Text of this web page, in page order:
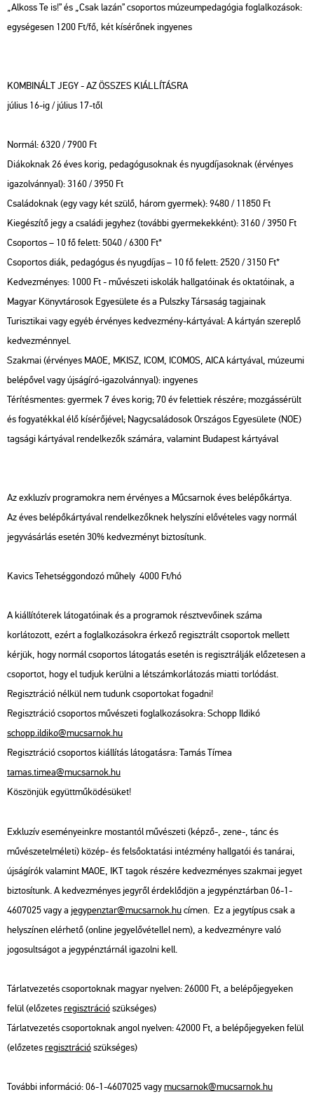
„Alkoss Te is!” és „Csak lazán” csoportos múzeumpedagógia foglalkozások:
egységesen 1200 Ft/fő, két kísérőnek ingyenes
KOMBINÁLT JEGY - AZ ÖSSZES KIÁLLÍTÁSRA
július 16-ig / július 17-től
Normál: 6320 / 7900 Ft
Diákoknak 26 éves korig, pedagógusoknak és nyugdíjasoknak (érvényes
igazolvánnyal): 3160 / 3950 Ft
Családoknak (egy vagy két szülő, három gyermek): 9480 / 11850 Ft
Kiegészítő jegy a családi jegyhez (további gyermekekként): 3160 / 3950 Ft
Csoportos – 10 fő felett: 5040 / 6300 Ft*
Csoportos diák, pedagógus és nyugdíjas – 10 fő felett: 2520 / 3150 Ft*
Kedvezményes: 1000 Ft - művészeti iskolák hallgatóinak és oktatóinak, a
Magyar Könyvtárosok Egyesülete és a Pulszky Társaság tagjainak
Turisztikai vagy egyéb érvényes kedvezmény-kártyával: A kártyán szereplő
kedvezménnyel.
Szakmai (érvényes MAOE, MKISZ, ICOM, ICOMOS, AICA kártyával, múzeumi
belépővel vagy újságíró-igazolvánnyal): ingyenes
Térítésmentes: gyermek 7 éves korig; 70 év felettiek részére; mozgássérült
és fogyatékkal élő kísérőjével; Nagycsaládosok Országos Egyesülete (NOE)
tagsági kártyával rendelkezők számára, valamint Budapest kártyával
Az exkluzív programokra nem érvényes a Műcsarnok éves belépőkártya.
Az éves belépőkártyával rendelkezőknek helyszíni elővételes vagy normál
jegyvásárlás esetén 30% kedvezményt biztosítunk.
Kavics Tehetséggondozó műhely 4000 Ft/hó
A kiállítóterek látogatóinak és a programok résztvevőinek száma
korlátozott, ezért a foglalkozásokra érkező regisztrált csoportok mellett
kérjük, hogy normál csoportos látogatás esetén is regisztrálják előzetesen a
csoportot, hogy el tudjuk kerülni a létszámkorlátozás miatti torlódást.
Regisztráció nélkül nem tudunk csoportokat fogadni!
Regisztráció csoportos művészeti foglalkozásokra: Schopp Ildikó
schopp.ildiko@mucsarnok.hu
Regisztráció csoportos kiállítás látogatásra: Tamás Tímea
tamas.timea@mucsarnok.hu
Köszönjük együttműködésüket!
Exkluzív eseményeinkre mostantól művészeti (képző-, zene-, tánc és
művészetelméleti) közép- és felsőoktatási intézmény hallgatói és tanárai,
újságírók valamint MAOE, IKT tagok részére kedvezményes szakmai jegyet
biztosítunk. A kedvezményes jegyről érdeklődjön a jegypénztárban 06-1-
4607025 vagy a jegypenztar@mucsarnok.hucímen. Ez a jegytípus csak a
helyszínen elérhető (online jegyelővétellel nem), a kedvezményre való
jogosultságot a jegypénztárnál igazolni kell.
Tárlatvezetés csoportoknak magyar nyelven: 26000 Ft, a belépőjegyeken
felül (előzetes regisztrációszükséges)
Tárlatvezetés csoportoknak angol nyelven: 42000 Ft, a belépőjegyeken felül
(előzetes regisztrációszükséges)
További információ: 06-1-4607025 vagymucsarnok@mucsarnok.hu